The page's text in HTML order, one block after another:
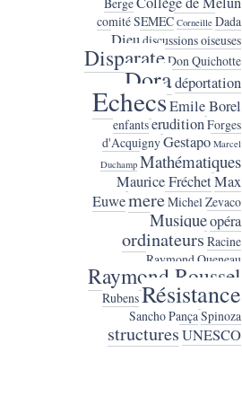
comité SEMEC Corneille Dada
Dieu discussions oiseuses
DisparateDon Quichotte
Doradéportation
EchecsEmile Borel
enfantseruditionForges
d'AcquignyGestapo Marcel
Duchamp Mathématiques
Maurice FréchetMax
EuwemereMichel Zevaco
Musiqueopéra
ordinateurs Racine
Raymond Queneau
Raymond Roussel
RubensRésistance
Sancho PançaSpinoza
structuresUNESCO